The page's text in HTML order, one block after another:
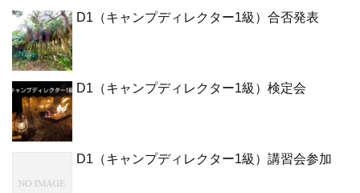
D1（キャンプディレクター1級）合否発表
D1（キャンプディレクター1級）検定会
D1（キャンプディレクター1級）講習会参加